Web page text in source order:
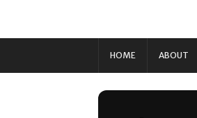
HOME ABOUT